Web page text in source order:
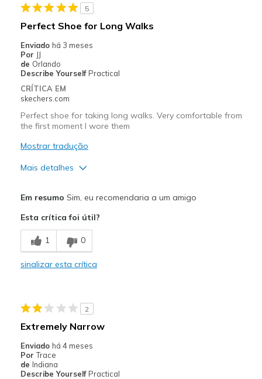
Width
Sizing
Feels true to size
View On Shoes
5
Perfect Shoe for Long Walks
Enviado há 3 meses
Por JJ
de Orlando
Describe Yourself Practical
CRÍTICA EM
skechers.com
Perfect shoe for taking long walks. Very comfortable from
the first moment I wore them
Mostrar tradução
Mais detalhes
Comfortable
Stylish
Travel
Width
Sizing
View On Shoes
Shoes are for Wearing
Em resumo Sim, eu recomendaria a um amigo
Esta crítica foi útil?
1 0
sinalizar esta crítica
2
Extremely Narrow
Enviado há 4 meses
Por Trace
de Indiana
Describe Yourself Practical